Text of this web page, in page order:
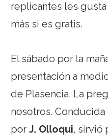
replicantes les
más si es gratis.
El sábado por la
presentación a
de Plasencia. La
nosotros.
porJ. Olloqui, sirvió